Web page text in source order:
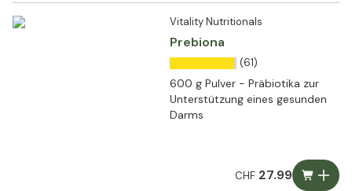
Vitality Nutritionals
Prebiona
(61)
600 g Pulver - Präbiotika zur
Unterstützung eines gesunden
Darms
CHF27.99